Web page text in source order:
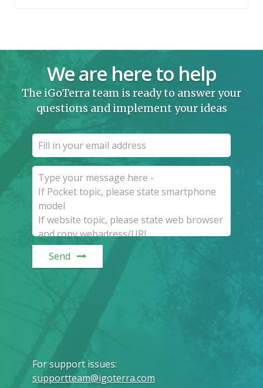
We are here to help
The iGoTerra team is ready to answer your
questions and implement your ideas
Send
For support issues:
supportteam@igoterra.com